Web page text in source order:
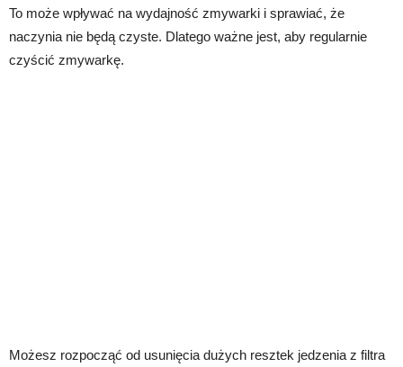
To może wpływać na wydajność zmywarki i sprawiać, że
naczynia nie będą czyste. Dlatego ważne jest, aby regularnie
czyścić zmywarkę.
Możesz rozpocząć od usunięcia dużych resztek jedzenia z filtra